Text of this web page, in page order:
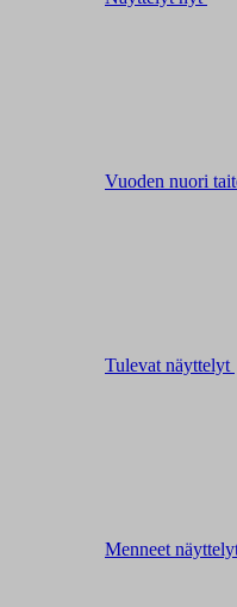
Vuoden nuori
Tulevat näyttelyt
Menneet